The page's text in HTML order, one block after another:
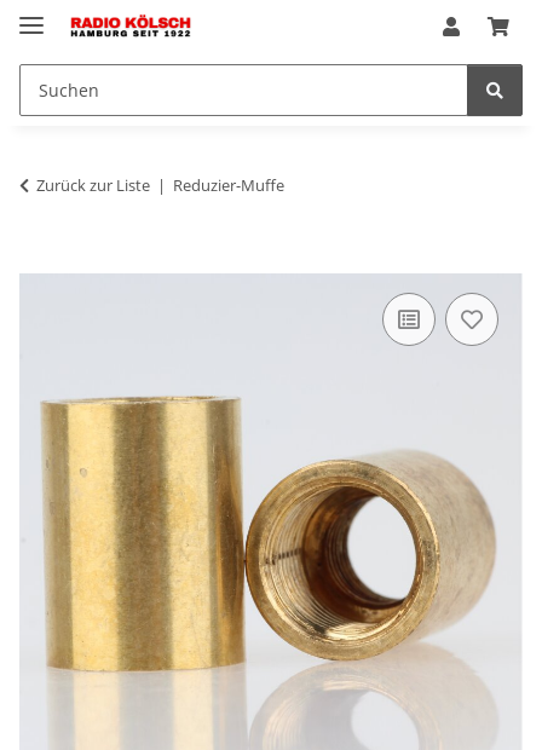
Zurück zur Liste Reduzier-Muffe